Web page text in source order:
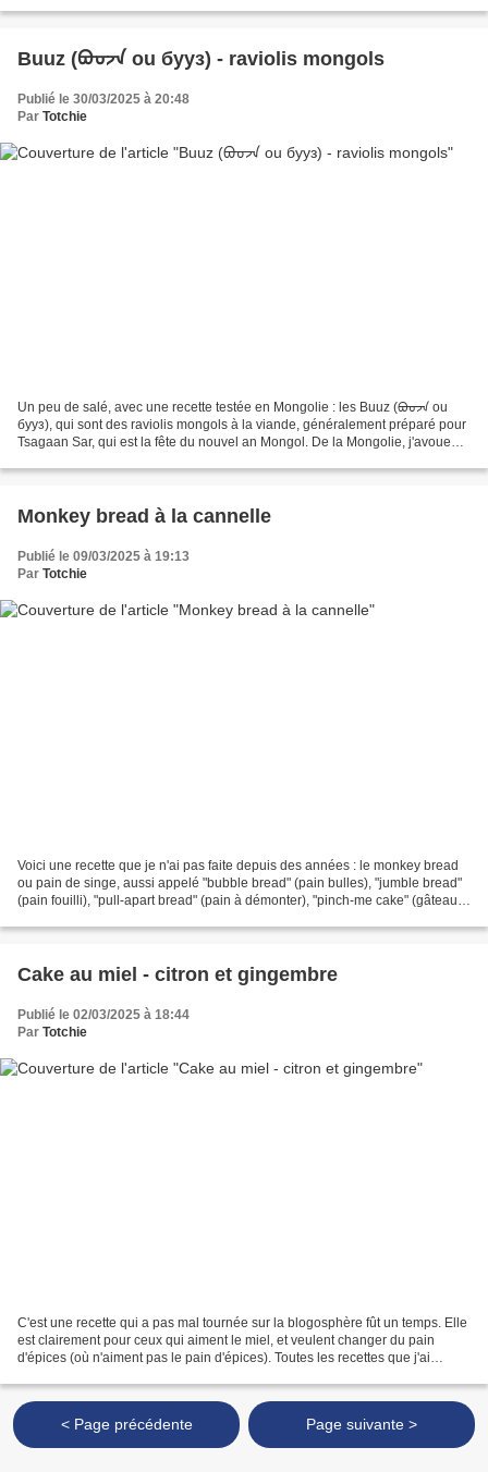
Buuz (ᠪᠤᠤᠵᠠ ou бууз) - raviolis mongols
Publié le 30/03/2025 à 20:48
Par Totchie
Un peu de salé, avec une recette testée en Mongolie : les Buuz (ᠪᠤᠤᠵᠠ ou
бууз), qui sont des raviolis mongols à la viande, généralement préparé pour
Tsagaan Sar, qui est la fête du nouvel an Mongol. De la Mongolie, j'avoue
Monkey bread à la cannelle
Publié le 09/03/2025 à 19:13
Par Totchie
Voici une recette que je n'ai pas faite depuis des années : le monkey bread
ou pain de singe, aussi appelé "bubble bread" (pain bulles), "jumble bread"
(pain fouilli), "pull-apart bread" (pain à démonter), "pinch-me cake" (gâteau
Cake au miel - citron et gingembre
Publié le 02/03/2025 à 18:44
Par Totchie
C'est une recette qui a pas mal tournée sur la blogosphère fût un temps. Elle
est clairement pour ceux qui aiment le miel, et veulent changer du pain
d'épices (où n'aiment pas le pain d'épices). Toutes les recettes que j'ai
< Page précédente Page suivante >